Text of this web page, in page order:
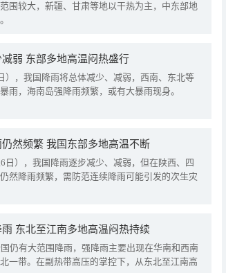
围较大，新疆、甘肃等地以干热为主，中东部地
弱 东部多地高温闷热盛行
），我国降雨将总体减少、减弱，西南、东北等
雨，海南岛强降雨频繁，或有大暴雨现身。
然频繁 我国东部多地高温不断
日），我国降雨逐步减少、减弱，但在陕西、四
然降雨频繁，需防范连续降雨可能引发的次生灾
东北至江南多地高温闷热持续
仍有大范围降雨，强降雨主要出现在华南和西南
一带。在副热带高压的掌控下，从东北至江南高